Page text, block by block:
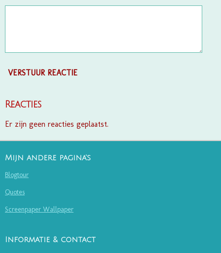
VERSTUUR REACTIE
Reacties
Er zijn geen reacties geplaatst.
Mijn andere pagina's
Blogtour
Quotes
Screenpaper Wallpaper
Informatie & contact